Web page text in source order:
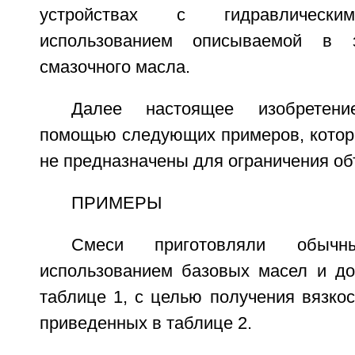
устройствах с
использованием описываемой в
смазочного масла.
Далее настоящее
помощью следующих примеров,
не предназначены для ограничения
ПРИМЕРЫ
Смеси приготовляли
использованием базовых масел и
таблице 1, с целью получения
приведенных в таблице 2.